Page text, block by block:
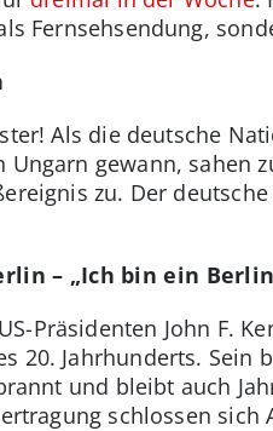
Fernsehsendung,
Als die deutsche
gewann, sahen
zu. Der deutsche
– „Ich bin ein
Präsidenten John F.
20. Jahrhunderts.
und bleibt auch
schlossen sich